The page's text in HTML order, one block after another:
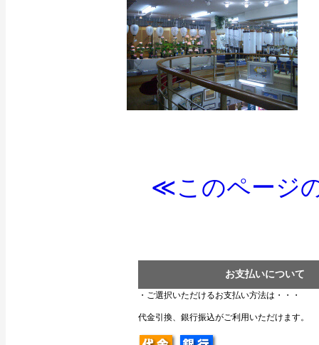
≪このページ
お支払いについて
・ご選択いただけるお支払い方法は・・・
代金引換、銀行振込がご利用いただけます。